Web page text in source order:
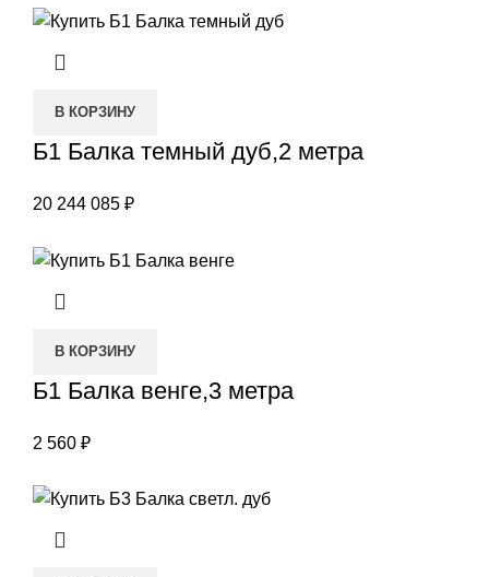
В КОРЗИНУ
Б1 Балка темный дуб,2 метра
20 244 085 ₽
В КОРЗИНУ
Б1 Балка венге,3 метра
2 560 ₽